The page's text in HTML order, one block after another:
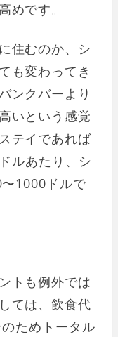
めです。
住むのか、シ
も変わってき
ンクバーより
いという感覚
テイであれば
ルあたり、シ
1000ドルで
トも例外では
ては、飲食代
ためトータル